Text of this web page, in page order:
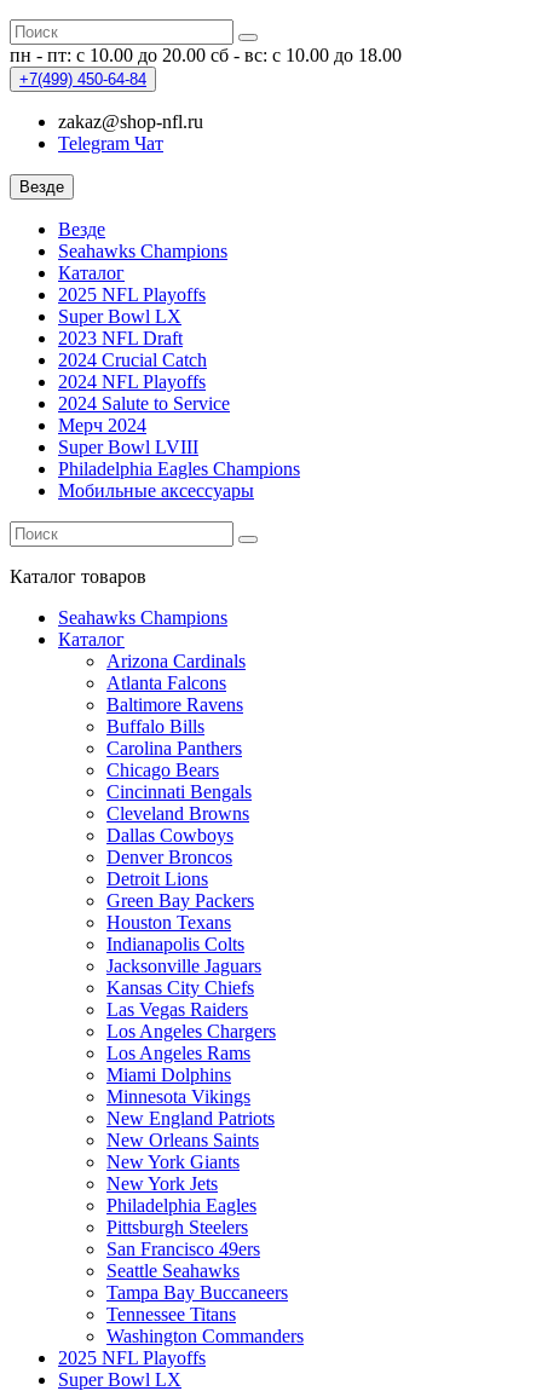
пн - пт: с 10.00 до 20.00 сб - вс: с 10.00 до 18.00
+7(499) 450-64-84
zakaz@shop-nfl.ru
Telegram Чат
Везде
Везде
Seahawks Champions
Каталог
2025 NFL Playoffs
Super Bowl LX
2023 NFL Draft
2024 Crucial Catch
2024 NFL Playoffs
2024 Salute to Service
Мерч 2024
Super Bowl LVIII
Philadelphia Eagles Champions
Мобильные аксессуары
Каталог товаров
Seahawks Champions
Каталог
Arizona Cardinals
Atlanta Falcons
Baltimore Ravens
Buffalo Bills
Carolina Panthers
Chicago Bears
Cincinnati Bengals
Cleveland Browns
Dallas Cowboys
Denver Broncos
Detroit Lions
Green Bay Packers
Houston Texans
Indianapolis Colts
Jacksonville Jaguars
Kansas City Chiefs
Las Vegas Raiders
Los Angeles Chargers
Los Angeles Rams
Miami Dolphins
Minnesota Vikings
New England Patriots
New Orleans Saints
New York Giants
New York Jets
Philadelphia Eagles
Pittsburgh Steelers
San Francisco 49ers
Seattle Seahawks
Tampa Bay Buccaneers
Tennessee Titans
Washington Commanders
2025 NFL Playoffs
Super Bowl LX